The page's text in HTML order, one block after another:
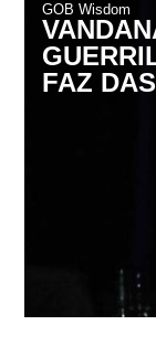
GOB Wisdom
FAZ